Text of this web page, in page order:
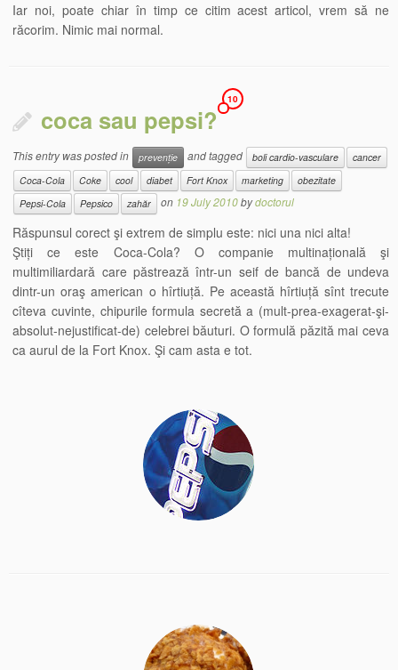
Iar noi, poate chiar în timp ce citim acest articol, vrem să ne
răcorim. Nimic mai normal.
coca sau pepsi?
10
This entry was posted in prevenție and tagged boli cardio-vasculare
cancer
Coca-Cola
Coke cool diabet Fort Knox marketing
obezitate
Pepsi-Cola
Pepsico zahăr on 19 July 2010bydoctorul
Răspunsul corect şi extrem de simplu este: nici una nici alta!
Ştiți ce este Coca-Cola? O companie multinațională şi
multimiliardară care păstrează într-un seif de bancă de undeva
dintr-un oraş american o hîrtiuță. Pe această hîrtiuță sînt trecute
cîteva cuvinte, chipurile formula secretă a (mult-prea-exagerat-şi-
absolut-nejustificat-de) celebrei băuturi. O formulă păzită mai ceva
ca aurul de la Fort Knox. Şi cam asta e tot.